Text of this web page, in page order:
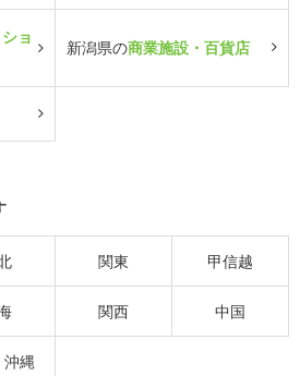
ョ
新潟県の商業施設・百貨店
関東 甲信越
関西 中国
沖縄